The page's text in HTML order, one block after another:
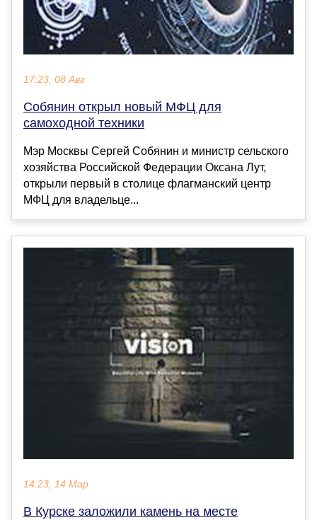
17:23, 08 Авг
Собянин открыл новый МФЦ для
самоходной техники
Мэр Москвы Сергей Собянин и министр сельского
хозяйства Российской Федерации Оксана Лут,
открыли первый в столице флагманский центр
МФЦ для владельце...
14:23, 14 Мар
В Курске заложили камень на месте